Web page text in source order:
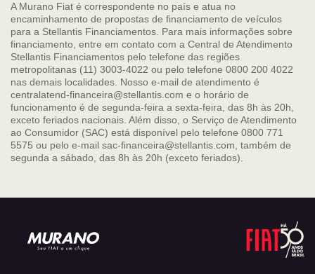
A Murano Fiat é correspondente no país e atua no
encaminhamento de propostas de financiamento de veículos
para a Stellantis Financiamentos. Para mais informações sobre
financiamento, entre em contato com a Central de Atendimento
Stellantis Financiamentos pelo telefone das regiões
metropolitanas (11) 3003-4022 ou pelo telefone 0800 200 4022
nas demais localidades. Nosso e-mail de atendimento é
centralatend-financeira@stellantis.com e o horário de
funcionamento é de segunda-feira a sexta-feira, das 8h às 20h,
exceto feriados nacionais. Além disso, o Serviço de Atendimento
ao Consumidor (SAC) está disponível pelo telefone 0800 771
5575 ou pelo e-mail sac-financeira@stellantis.com, também de
segunda a sábado, das 8h às 20h (exceto feriados).